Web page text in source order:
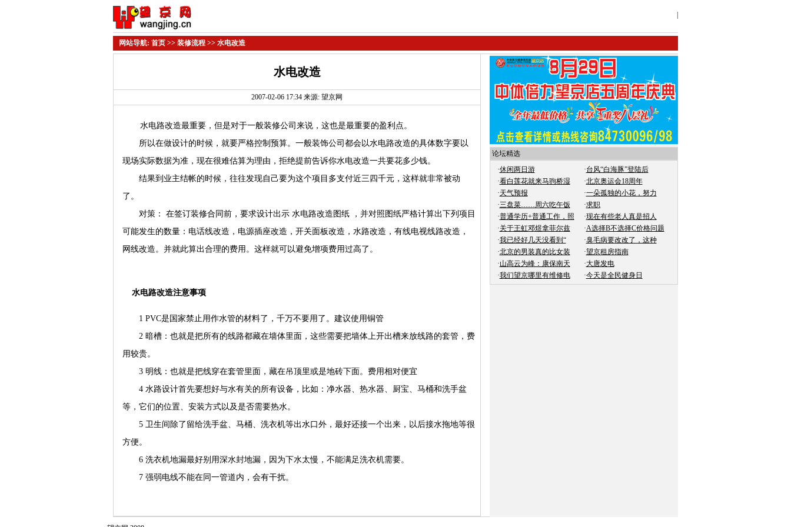
网站导航: 首页 >> 装修流程 >> 水电改造
水电改造
2007-02-06 17:34 来源: 望京网
水电路改造最重要，但是对于一般装修公司来说，这也是最重要的盈利点。
所以在做设计的时候，就要严格控制预算。一般装饰公司都会以水电路改造的具体数字要以
现场实际数据为准，现在很难估算为理由，拒绝提前告诉你水电改造一共要花多少钱。
结果到业主结帐的时候，往往发现自己要为这个项目多支付近三四千元，这样就非常被动
了。
对策： 在签订装修合同前，要求设计出示 水电路改造图纸 ，并对照图纸严格计算出下列项目
可能发生的数量：电话线改造，电源插座改造，开关面板改造，水路改造，有线电视线路改造，
网线改造。并就此算出合理的费用。这样就可以避免增项费用过高了。
水电路改造注意事项
1 PVC是国家禁止用作水管的材料了，千万不要用了。建议使用铜管
2 暗槽：也就是把所有的线路都藏在墙体里面，这些需要把墙体上开出槽来放线路的套管，费
用较贵。
3 明线：也就是把线穿在套管里面，藏在吊顶里或是地砖下面。费用相对便宜
4 水路设计首先要想好与水有关的所有设备，比如：净水器、热水器、厨宝、马桶和洗手盆
等，它们的位置、安装方式以及是否需要热水。
5 卫生间除了留给洗手盆、马桶、洗衣机等出水口外，最好还接一个出来，以后接水拖地等很
方便。
6 洗衣机地漏最好别用深水封地漏，因为下水太慢，不能满足洗衣机需要。
7 强弱电线不能在同一管道内，会有干扰。
论坛精选
·休闲两日游 ·台风“白海豚”登陆后
·看白莲花就来马驹桥湿 ·北京奥运会18周年
·天气预报 ·一朵孤独的小花，努力
·三盘菜……周六吃午饭 ·求职
·普通学历+普通工作，照 ·现在有些老人真是招人
·关于王虹邓煜拿菲尔兹 ·A选择B不选择C价格问题
·我已经好几天没看到“ ·臭毛病要改改了，这种
·北京的男装真的比女装 ·望京租房指南
·山高云为峰：康保南天 ·大唐发电
·我们望京哪里有维修电 ·今天是全民健身日